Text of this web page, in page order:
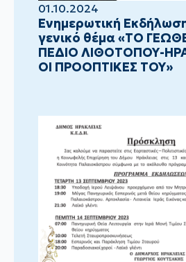
01.10.2024
Ενημερωτική
γενικό θέμα «ΤΟ
ΠΕΔΙΟ ΛΙΘΟΤΟΠΟΥ-
ΟΙ ΠΡΟΟΠΤΙΚΕΣ ΤΟΥ»